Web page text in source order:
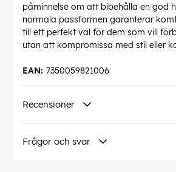
påminnelse om att bibehålla en god
normala passformen garanterar
till ett perfekt val för dem som vill
utan att kompromissa med stil eller
7350059821006
EAN:
Recensioner
Frågor och svar